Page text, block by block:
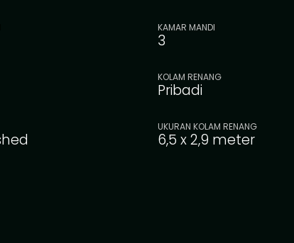
KAMAR MANDI
3
KOLAM RENANG
Pribadi
UKURAN KOLAM RENANG
6,5 x 2,9 meter